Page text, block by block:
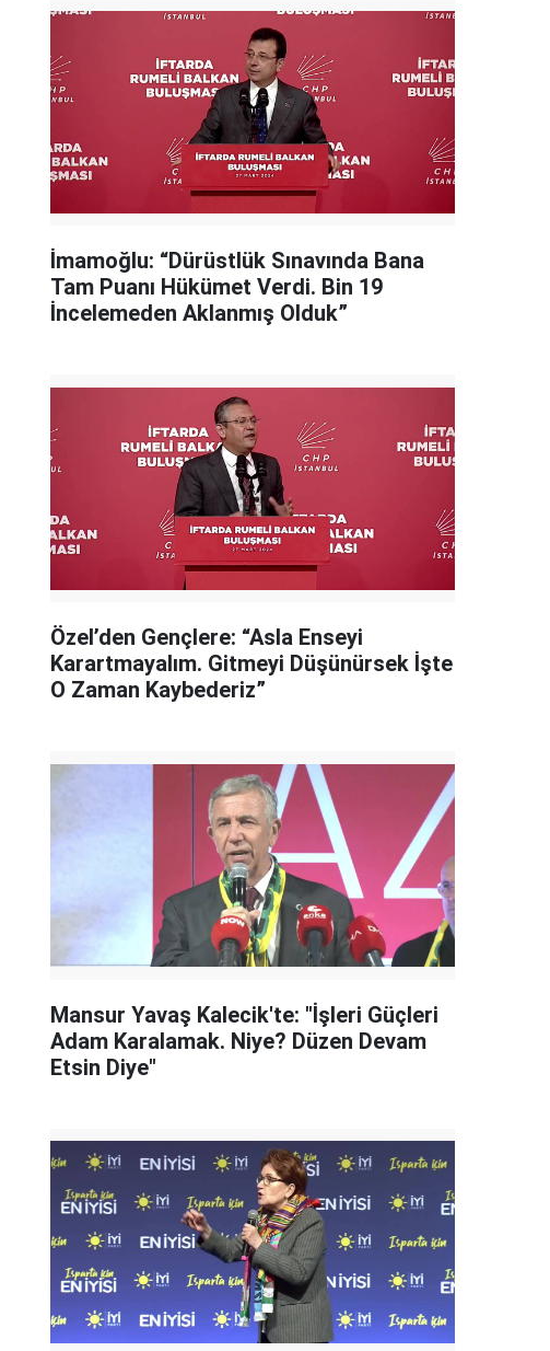
İmamoğlu: “Dürüstlük Sınavında Bana
Tam Puanı Hükümet Verdi. Bin 19
İncelemeden Aklanmış Olduk”
Özel’den Gençlere: “Asla Enseyi
Karartmayalım. Gitmeyi Düşünürsek İşte
O Zaman Kaybederiz”
Mansur Yavaş Kalecik'te: "İşleri Güçleri
Adam Karalamak. Niye? Düzen Devam
Etsin Diye"